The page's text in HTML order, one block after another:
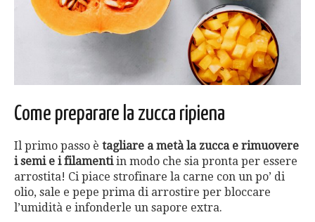
Come preparare la zucca ripiena
Il primo passo è tagliare a metà la zucca e rimuovere
i semi e i filamentiin modo che sia pronta per essere
arrostita! Ci piace strofinare la carne con un po’ di
olio, sale e pepe prima di arrostire per bloccare
l’umidità e infonderle un sapore extra.